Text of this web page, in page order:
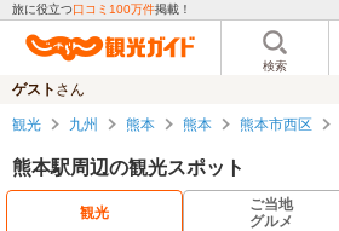
旅に役立つ口コミ100万件掲載！
検索
ゲスト さん
観光 九州 熊本 熊本 熊本市西区
熊本駅周辺の観光スポット
観光
ご当地
グルメ